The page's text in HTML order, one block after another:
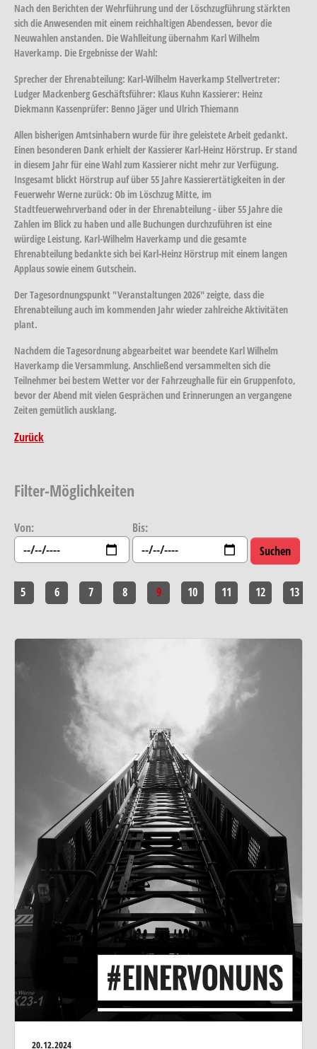
Nach den Berichten der Wehrführung und der Löschzugführung stärkten
sich die Anwesenden mit einem reichhaltigen Abendessen, bevor die
Neuwahlen anstanden. Die Wahlleitung übernahm Karl Wilhelm
Haverkamp. Die Ergebnisse der Wahl:
Sprecher der Ehrenabteilung: Karl-Wilhelm Haverkamp Stellvertreter:
Ludger Mackenberg Geschäftsführer: Klaus Kuhn Kassierer: Heinz
Diekmann Kassenprüfer: Benno Jäger und Ulrich Thiemann
Allen bisherigen Amtsinhabern wurde für ihre geleistete Arbeit gedankt.
Einen besonderen Dank erhielt der Kassierer Karl-Heinz Hörstrup. Er stand
in diesem Jahr für eine Wahl zum Kassierer nicht mehr zur Verfügung.
Insgesamt blickt Hörstrup auf über 55 Jahre Kassierertätigkeiten in der
Feuerwehr Werne zurück: Ob im Löschzug Mitte, im
Stadtfeuerwehrverband oder in der Ehrenabteilung - über 55 Jahre die
Zahlen im Blick zu haben und alle Buchungen durchzuführen ist eine
würdige Leistung. Karl-Wilhelm Haverkamp und die gesamte
Ehrenabteilung bedankte sich bei Karl-Heinz Hörstrup mit einem langen
Applaus sowie einem Gutschein.
Der Tagesordnungspunkt "Veranstaltungen 2026" zeigte, dass die
Ehrenabteilung auch im kommenden Jahr wieder zahlreiche Aktivitäten
plant.
Nachdem die Tagesordnung abgearbeitet war beendete Karl Wilhelm
Haverkamp die Versammlung. Anschließend versammelten sich die
Teilnehmer bei bestem Wetter vor der Fahrzeughalle für ein Gruppenfoto,
bevor der Abend mit vielen Gesprächen und Erinnerungen an vergangene
Zeiten gemütlich ausklang.
Zurück
Filter-Möglichkeiten
Von: Bis:
5 6 7 8 9 10 11 12 13
20.12.2024